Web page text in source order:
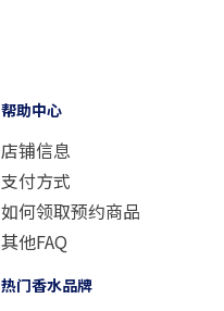
帮助中心
店铺信息
支付方式
如何领取预约商品
其他FAQ
热门香水品牌